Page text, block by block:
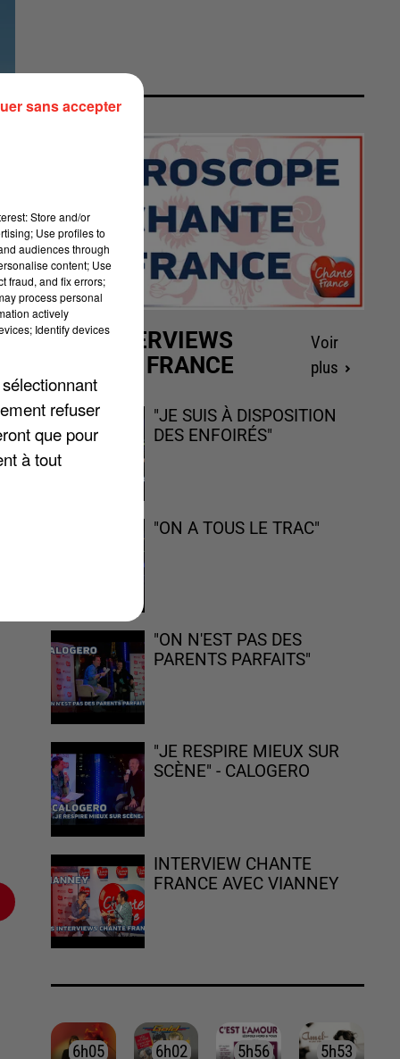
LES INTERVIEWS
CHANTE FRANCE
Voir
plus
"JE SUIS À DISPOSITION
DES ENFOIRÉS"
"ON A TOUS LE TRAC"
"ON N'EST PAS DES
PARENTS PARFAITS"
"JE RESPIRE MIEUX SUR
SCÈNE" - CALOGERO
INTERVIEW CHANTE
FRANCE AVEC VIANNEY
6h05
6h05 6h02
6h02 5h56
5h56 5h53
5h53
Store and/or
Use profiles to
audiences through
content; Use
fraud, and fix errors;
process personal
actively
Identify devices
refuser
que pour
à tout
sans accepter